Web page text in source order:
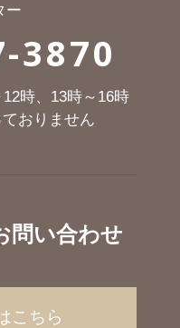
ー
3870
時、13時～16時
おりません
問い合わせ
こちら